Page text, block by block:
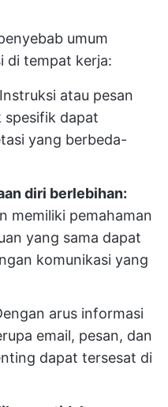
umum
di tempat kerja:
Instruksi atau pesan
spesifik dapat
yang berbeda-
diri berlebihan:
memiliki pemahaman
yang sama dapat
komunikasi yang
arus informasi
email, pesan, dan
dapat tersesat di